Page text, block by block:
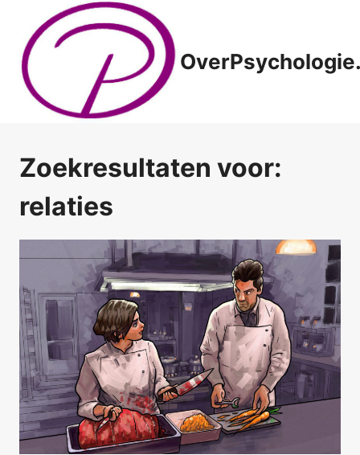
Doorgaan
inhoud
Zoekresultaten voor:
relaties